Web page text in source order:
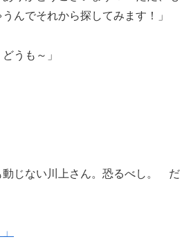
んでそれから探してみます！」
うも～」
動じない川上さん。恐るべし。 だ